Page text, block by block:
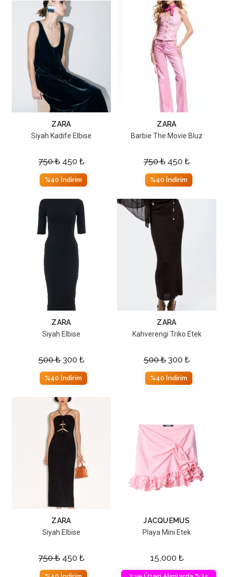
ZARA
Siyah Kadife Elbise
750₺ 450 ₺
%40 İndirim
ZARA
Barbie The Movie Bluz
750₺ 450 ₺
%40 İndirim
ZARA
Siyah Elbise
500₺ 300 ₺
%40 İndirim
ZARA
Kahverengi Triko Etek
500₺ 300 ₺
%40 İndirim
ZARA
Siyah Elbise
750₺ 450 ₺
JACQUEMUS
Playa Mini Etek
15,000 ₺